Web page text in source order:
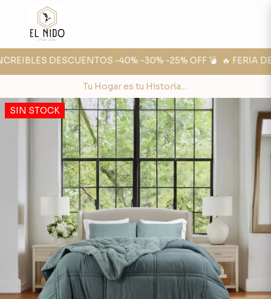
DESCUENTOS -40% -30% -25% OFF 💣 🔥 FERIA DE
Tu Hogar es tu Historia....
SIN STOCK